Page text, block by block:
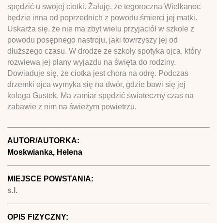
spędzić u swojej ciotki. Żałuję, że tegoroczna Wielkanoc
będzie inna od poprzednich z powodu śmierci jej matki.
Uskarża się, że nie ma zbyt wielu przyjaciół w szkole z
powodu posępnego nastroju, jaki towrzyszy jej od
dłuższego czasu. W drodze ze szkoły spotyka ojca, który
rozwiewa jej plany wyjazdu na święta do rodziny.
Dowiaduje się, że ciotka jest chora na odrę. Podczas
drzemki ojca wymyka się na dwór, gdzie bawi się jej
kolega Gustek. Ma zamiar spędzić świateczny czas na
zabawie z nim na świeżym powietrzu.
AUTOR/AUTORKA:
Moskwianka, Helena
MIEJSCE POWSTANIA:
s.l.
OPIS FIZYCZNY: